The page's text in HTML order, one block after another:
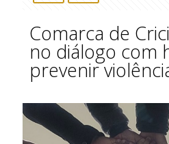
Comarca de
no diálogo com
prevenir